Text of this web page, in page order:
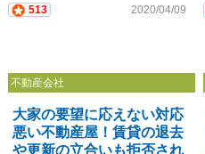
513 2020/04/09
不動産会社
大家の要望に応えない対応
悪い不動産屋！賃貸の退去
や更新の立合いも拒否され